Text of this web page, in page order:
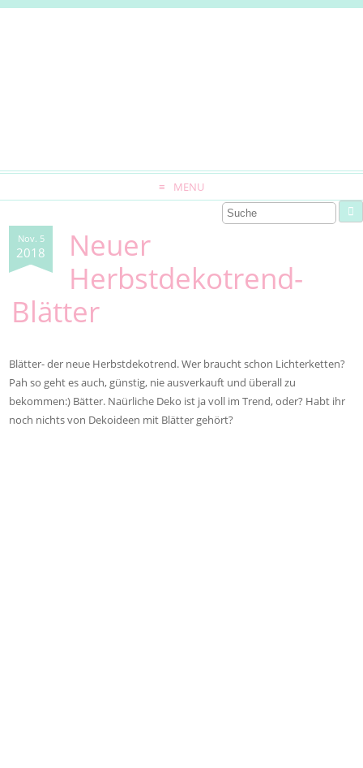
MENU
Nov. 5
2018
Neuer
Herbstdekotrend-
Blätter
Blätter- der neue Herbstdekotrend. Wer braucht schon Lichterketten?
Pah so geht es auch, günstig, nie ausverkauft und überall zu
bekommen:) Bätter. Naürliche Deko ist ja voll im Trend, oder? Habt ihr
noch nichts von Dekoideen mit Blätter gehört?